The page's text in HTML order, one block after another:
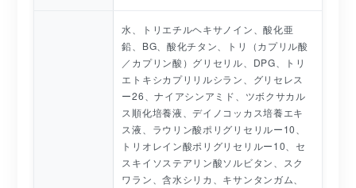
水、トリエチルヘキサノイン、酸化亜
鉛、BG、酸化チタン、トリ（カプリル酸
／カプリン酸）グリセリル、DPG、トリ
エトキシカプリリルシラン、グリセレス
ー26、ナイアシンアミド、ツボクサカル
ス順化培養液、デイノコッカス培養エキ
ス液、ラウリン酸ポリグリセリルー10、
トリオレイン酸ポリグリセリルー10、セ
スキイソステアリン酸ソルビタン、スク
ワラン、含水シリカ、キサンタンガム、